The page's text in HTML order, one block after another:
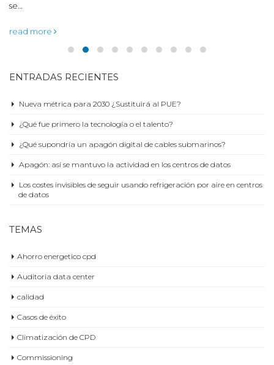
se…
read more
ENTRADAS RECIENTES
Nueva métrica para 2030 ¿Sustituirá al PUE?
¿Qué fue primero la tecnología o el talento?
¿Qué supondría un apagón digital de cables submarinos?
Apagón: así se mantuvo la actividad en los centros de datos
Los costes invisibles de seguir usando refrigeración por aire en centros
de datos
TEMAS
Ahorro energetico cpd
Auditoria data center
calidad
Casos de éxito
Climatización de CPD
Commissioning